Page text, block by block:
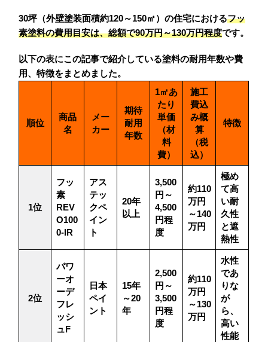
30坪（外壁塗装面積約120～150㎡）の住宅におけるフッ
素塗料の費用目安は、総額で90万円～130万円程度です。
以下の表にこの記事で紹介している塗料の耐用年数や費
用、特徴をまとめました。
順位
商品
名
メー
カー
期待
耐用
年数
1㎡あ
たり
単価
（材
料
費）
施工
費込
み概
算
（税
込）
特徴
1位
フッ
素
REV
O100
0-IR
アス
テッ
クペ
イン
ト
20年
以上
3,500
円～
4,500
円程
度
約110
万円
～140
万円
極め
て高
い耐
久性
と遮
熱性
2位
パワ
ーオ
ーデ
フレ
ッシ
ュF
日本
ペイ
ント
15年
～20
年
2,500
円～
3,500
円程
度
約110
万円
～130
万円
水性
であ
りな
が
ら、
高い
性能